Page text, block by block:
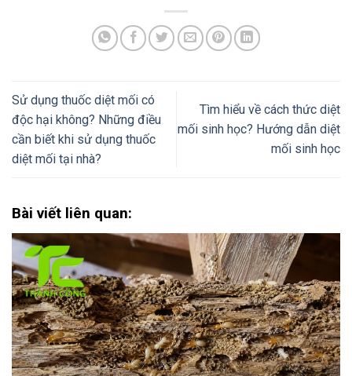
Sử dụng thuốc diệt mối có
độc hại không? Những điều
cần biết khi sử dụng thuốc
diệt mối tại nhà?
Tìm hiểu về cách thức diệt
mối sinh học? Hướng dẫn diệt
mối sinh học
Bài viết liên quan: